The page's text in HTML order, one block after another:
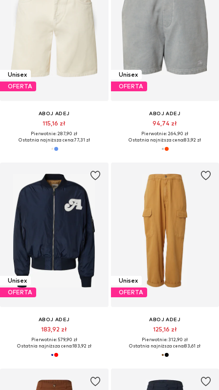
Unisex
OFERTA
ABOJ ADEJ
115,16 zł
Pierwotnie: 287,90 zł
Ostatnia najniższa cena:77,31 zł
Unisex
OFERTA
ABOJ ADEJ
94,74 zł
Pierwotnie: 264,90 zł
Ostatnia najniższa cena:83,92 zł
Unisex
OFERTA
ABOJ ADEJ
183,92 zł
Pierwotnie: 579,90 zł
Ostatnia najniższa cena:183,92 zł
Unisex
OFERTA
ABOJ ADEJ
125,16 zł
Pierwotnie: 312,90 zł
Ostatnia najniższa cena:83,61 zł